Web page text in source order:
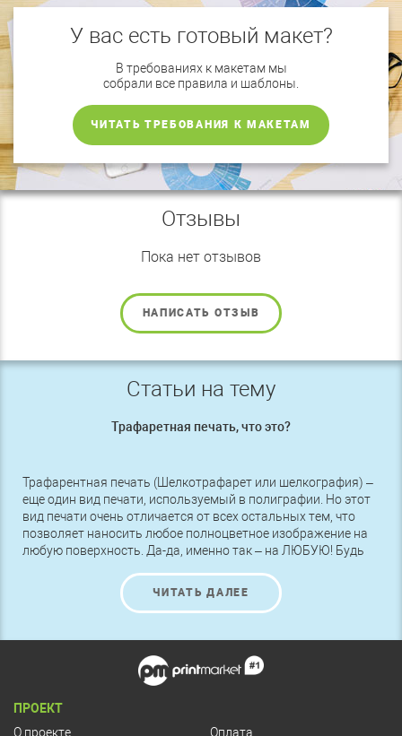
У вас есть готовый макет?
В требованиях к макетам мы
собрали все правила и шаблоны.
ЧИТАТЬ ТРЕБОВАНИЯ К МАКЕТАМ
Отзывы
Пока нет отзывов
НАПИСАТЬ ОТЗЫВ
Статьи на тему
Трафаретная печать, что это?
Трафарентная печать (Шелкотрафарет или шелкография) –
еще один вид печати, используемый в полиграфии. Но этот
вид печати очень отличается от всех остальных тем, что
позволяет наносить любое полноцветное изображение на
любую поверхность. Да-да, именно так – на ЛЮБУЮ! Будь
дерево или металл, ткань или стекло – подойдет любая
основа, а изображение на ней получится яркое, четкое и
ЧИТАТЬ ДАЛЕЕ
ПРОЕКТ
О проекте
Оплата